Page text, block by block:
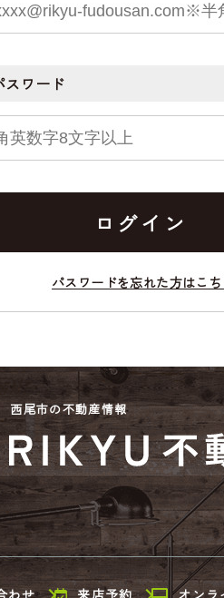
スワード
ログイン
パスワードを忘れた方はこ
西尾市の不動産情報
わせ 来店予約 オンラ